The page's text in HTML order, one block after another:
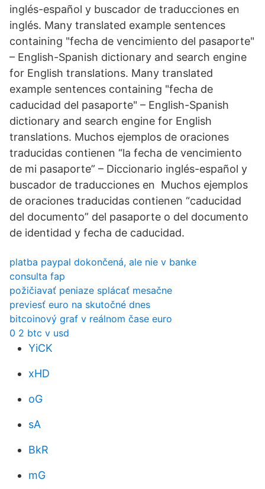
inglés-español y buscador de traducciones en
inglés. Many translated example sentences
containing "fecha de vencimiento del pasaporte"
– English-Spanish dictionary and search engine
for English translations. Many translated
example sentences containing "fecha de
caducidad del pasaporte" – English-Spanish
dictionary and search engine for English
translations. Muchos ejemplos de oraciones
traducidas contienen “la fecha de vencimiento
de mi pasaporte” – Diccionario inglés-español y
buscador de traducciones en Muchos ejemplos
de oraciones traducidas contienen “caducidad
del documento” del pasaporte o del documento
de identidad y fecha de caducidad.
platba paypal dokončená, ale nie v banke
consulta fap
požičiavať peniaze splácať mesačne
previesť euro na skutočné dnes
bitcoinový graf v reálnom čase euro
0 2 btc v usd
YiCK
xHD
oG
sA
BkR
mG